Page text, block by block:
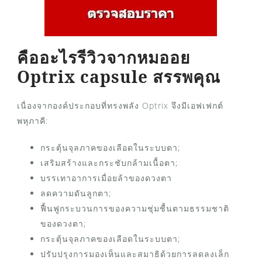
คืออะไรรีวิวจากหมออย
Optrix capsule สรรพคุณ
เนื่องจากองค์ประกอบที่ทรงพลัง Optrix จึงมีเอฟเฟกต์
พหุภาคี:
กระตุ้นจุลภาคของเลือดในระบบตา;
เสริมสร้างและกระชับกล้ามเนื้อตา;
บรรเทาอาการเมื่อยล้าของดวงตา
ลดความดันลูกตา;
ฟื้นฟูกระบวนการของความชุ่มชื้นตามธรรมชาติ
ของดวงตา;
กระตุ้นจุลภาคของเลือดในระบบตา;
ปรับปรุงการมองเห็นและสมาธิด้วยการลดลงเล็ก